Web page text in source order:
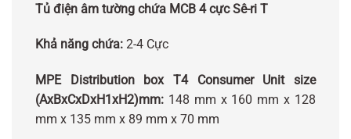
Tủ điện âm tường chứa MCB 4 cực Sê-ri T
Khả năng chứa: 2-4 Cực
MPE Distribution box T4 Consumer Unit size
(AxBxCxDxH1xH2)mm: 148 mm x 160 mm x 128
mm x 135 mm x 89 mm x 70 mm